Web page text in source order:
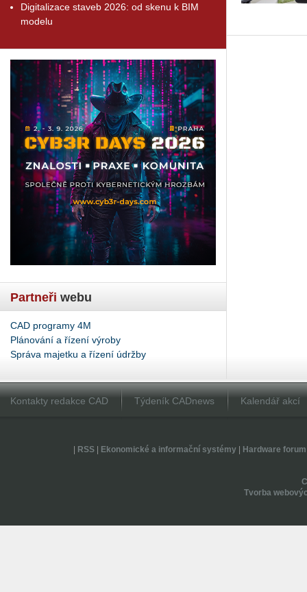
Digitalizace staveb 2026: od skenu k BIM
modelu
Partneři webu
CAD programy 4M
Plánování a řízení výroby
Správa majetku a řízení údržby
Kontakty redakce CAD Týdeník CADnews Kalendář akcí
RSS| Ekonomické a informační systémy| Hardware forum
Tvorba